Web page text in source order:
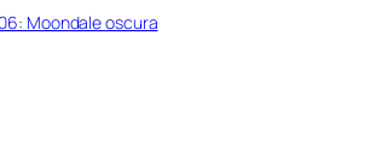
Moondale oscura